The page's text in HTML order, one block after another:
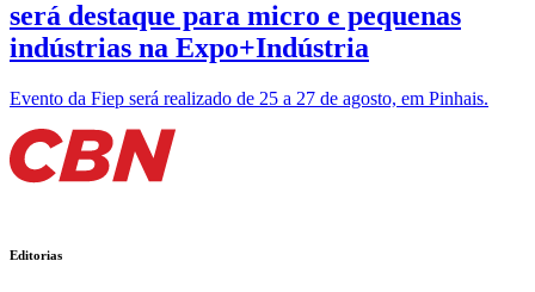
será destaque para micro e pequenas
indústrias na Expo+Indústria
Evento da Fiep será realizado de 25 a 27 de agosto, em Pinhais.
Editorias